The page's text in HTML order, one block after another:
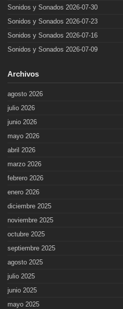
Sonidos y Sonados 2026-07-30
Sonidos y Sonados 2026-07-23
Sonidos y Sonados 2026-07-16
Sonidos y Sonados 2026-07-09
Archivos
agosto 2026
julio 2026
junio 2026
mayo 2026
abril 2026
marzo 2026
febrero 2026
enero 2026
diciembre 2025
noviembre 2025
octubre 2025
septiembre 2025
agosto 2025
julio 2025
junio 2025
mayo 2025